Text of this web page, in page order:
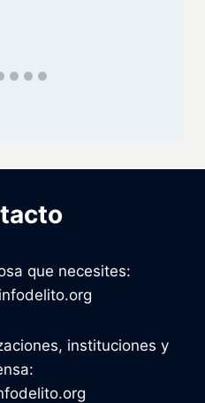
que necesites:
instituciones y